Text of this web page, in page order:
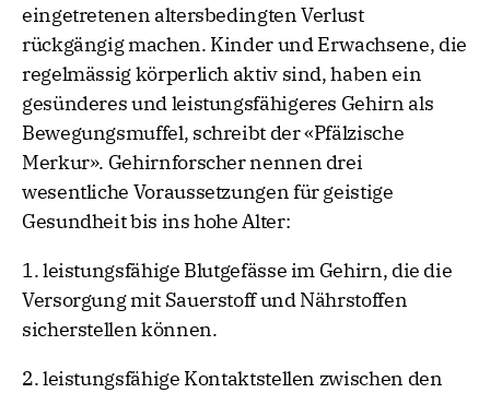
eingetretenen altersbedingten Verlust
rückgängig machen. Kinder und Erwachsene, die
regelmässig körperlich aktiv sind, haben ein
gesünderes und leistungsfähigeres Gehirn als
Bewegungsmuffel, schreibt der «Pfälzische
Merkur». Gehirnforscher nennen drei
wesentliche Voraussetzungen für geistige
Gesundheit bis ins hohe Alter:
1. leistungsfähige Blutgefässe im Gehirn, die die
Versorgung mit Sauerstoff und Nährstoffen
sicherstellen können.
2. leistungsfähige Kontaktstellen zwischen den